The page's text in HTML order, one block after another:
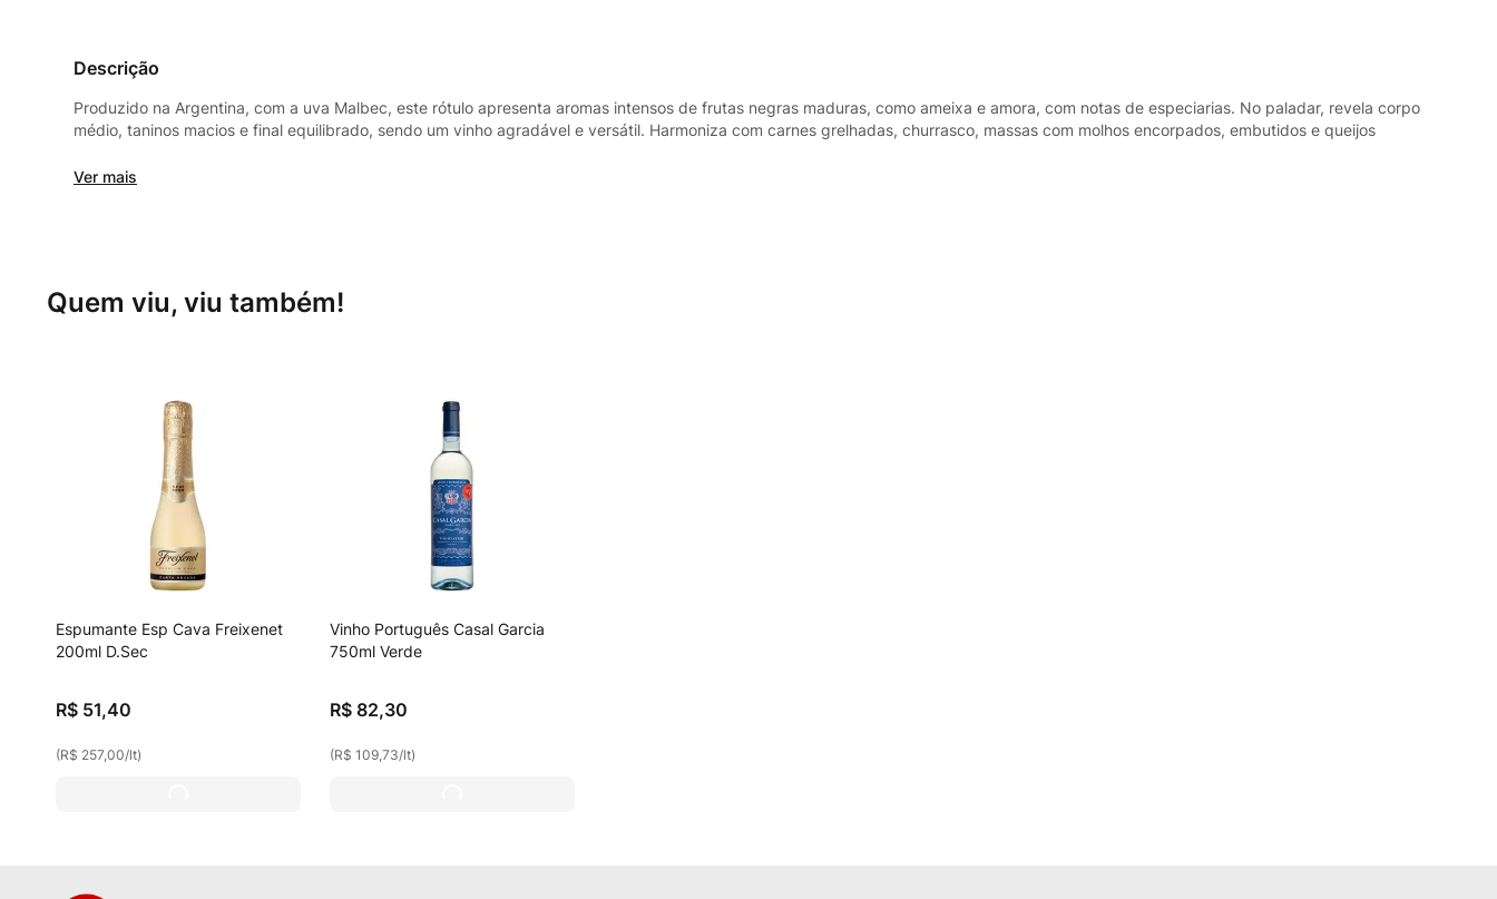
Descrição
Produzido na Argentina, com a uva Malbec, este rótulo apresenta aromas intensos de frutas negras maduras, como ameixa e amora, com notas de especiarias. No paladar, revela corpo
médio, taninos macios e final equilibrado, sendo um vinho agradável e versátil. Harmoniza com carnes grelhadas, churrasco, massas com molhos encorpados, embutidos e queijos
Ver mais
Quem viu, viu também!
Espumante Esp Cava Freixenet
200ml D.Sec
R$ 51,40
(R$ 257,00/lt)
Vinho Português Casal Garcia
750ml Verde
R$ 82,30
(R$ 109,73/lt)